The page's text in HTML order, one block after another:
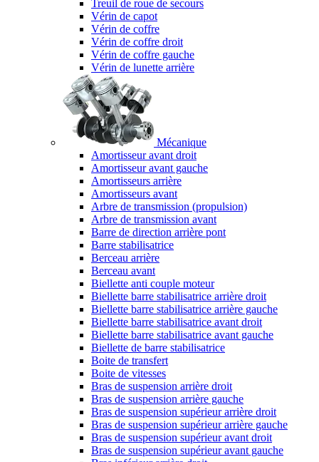
Treuil de roue de secours
Vérin de capot
Vérin de coffre
Vérin de coffre droit
Vérin de coffre gauche
Vérin de lunette arrière
Mécanique
Amortisseur avant droit
Amortisseur avant gauche
Amortisseurs arrière
Amortisseurs avant
Arbre de transmission (propulsion)
Arbre de transmission avant
Barre de direction arrière pont
Barre stabilisatrice
Berceau arrière
Berceau avant
Biellette anti couple moteur
Biellette barre stabilisatrice arrière droit
Biellette barre stabilisatrice arrière gauche
Biellette barre stabilisatrice avant droit
Biellette barre stabilisatrice avant gauche
Biellette de barre stabilisatrice
Boite de transfert
Boite de vitesses
Bras de suspension arrière droit
Bras de suspension arrière gauche
Bras de suspension supérieur arrière droit
Bras de suspension supérieur arrière gauche
Bras de suspension supérieur avant droit
Bras de suspension supérieur avant gauche